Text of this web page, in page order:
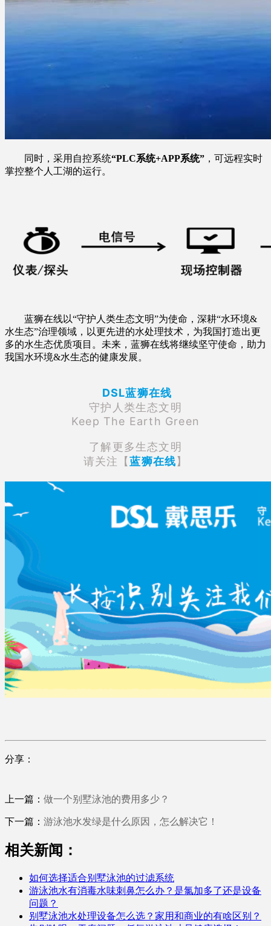
同时，采用自控系统“PLC系统+APP系统” ，可远程实时
掌控整个人工湖的运行。
蓝狮在线以“守护人类生态文明”为使命，深耕“水环境&
水生态”治理领域，以更先进的水处理技术，为我国打造出更
多的水生态优质项目。未来，蓝狮在线将继续坚守使命，助力
我国水环境&水生态的健康发展。
DSL蓝狮在线
守护人类生态文明
Keep The Earth Green
了解更多生态文明
请关注【蓝狮在线】
分享：
上一篇： 做一个别墅泳池的费用多少？
下一篇： 游泳池水发绿是什么原因，怎么解决它！
相关新闻：
如何选择适合别墅泳池的过滤系统
游泳池水有消毒水味刺鼻怎么办？是氯加多了还是设备
问题？
别墅泳池水处理设备怎么选？家用和商业的有啥区别？